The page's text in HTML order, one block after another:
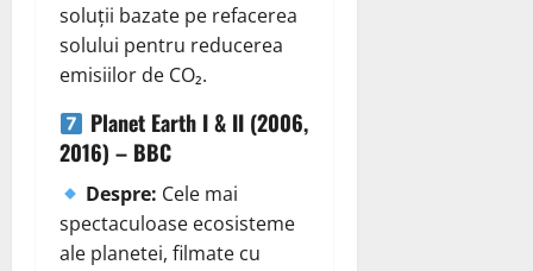
soluții bazate pe refacerea
solului pentru reducerea
emisiilor de CO₂.
Planet Earth I & II (2006,
2016) – BBC
Despre: Cele mai
spectaculoase ecosisteme
ale planetei, filmate cu